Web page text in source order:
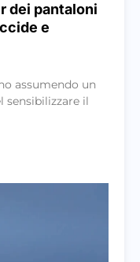
dei pantaloni
e
assumendo un
sensibilizzare il